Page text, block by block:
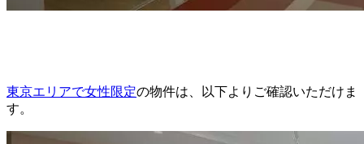
東京エリアで女性限定の物件は、以下よりご確認いただけま
す。